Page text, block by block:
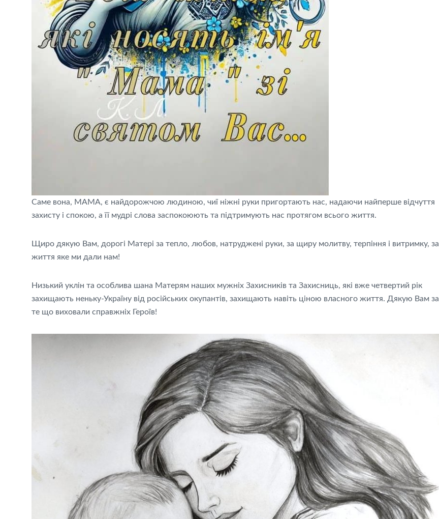
Саме вона, МАМА, є найдорожчою людиною, чиї ніжні руки пригортають нас, надаючи найперше відчуття
захисту і спокою, а її мудрі слова заспокоюють та підтримують нас протягом всього життя.
Щиро дякую Вам, дорогі Матері за тепло, любов, натруджені руки, за щиру молитву, терпіння і витримку, за
життя яке ми дали нам!
Низький уклін та особлива шана Матерям наших мужніх Захисників та Захисниць, які вже четвертий рік
захищають неньку-Україну від російських окупантів, захищають навіть ціною власного життя. Дякую Вам за
те що виховали справжніх Героїв!